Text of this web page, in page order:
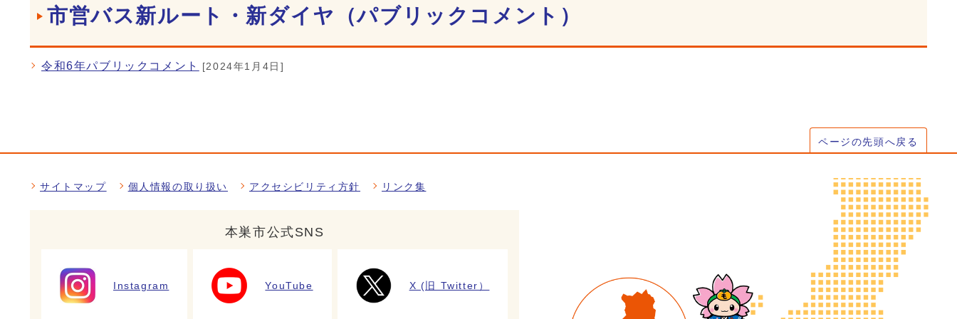
市営バス新ルート・新ダイヤ（パブリックコメント）
令和6年パブリックコメント [2024年1月4日]
ページの先頭へ戻る
サイトマップ 個人情報の取り扱い アクセシビリティ方針 リンク集
本巣市公式SNS
Instagram YouTube X (旧 Twitter）